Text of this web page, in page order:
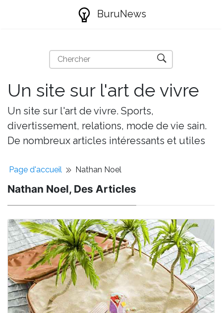
BuruNews
Un site sur l'art de vivre
Un site sur l'art de vivre. Sports,
divertissement, relations, mode de vie sain.
De nombreux articles intéressants et utiles
Page d'accueil Nathan Noel
Nathan Noel, Des Articles